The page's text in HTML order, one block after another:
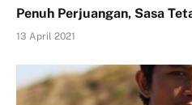
Penuh Perjuangan, Sasa
13 April 2021